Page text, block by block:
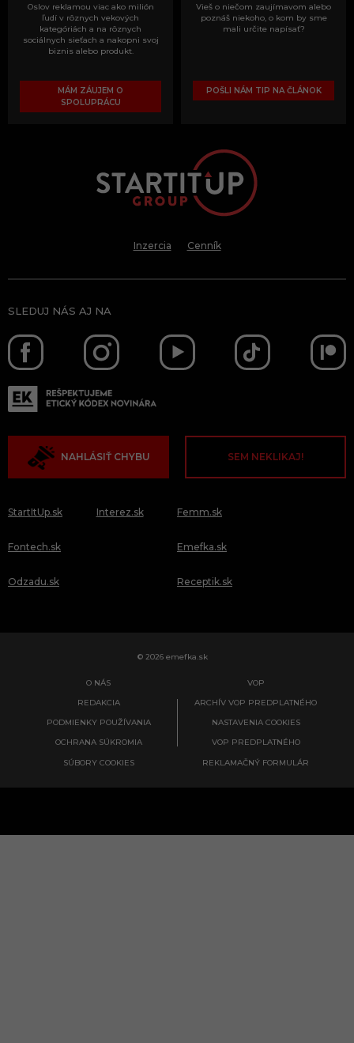
Oslov reklamou viac ako milión
ľudí v rôznych vekových
kategóriách a na rôznych
sociálnych sieťach a nakopni svoj
biznis alebo produkt.
MÁM ZÁUJEM O
SPOLUPRÁCU
Vieš o niečom zaujímavom alebo
poznáš niekoho, o kom by sme
mali určite napísať?
POŠLI NÁM TIP NA ČLÁNOK
Inzercia Cenník
SLEDUJ NÁS AJ NA
NAHLÁSIŤ CHYBU SEM NEKLIKAJ!
StartItUp.sk
Fontech.sk
Odzadu.sk
Interez.sk Femm.sk
Emefka.sk
Receptik.sk
© 2026 emefka.sk
O NÁS
REDAKCIA
PODMIENKY POUŽÍVANIA
OCHRANA SÚKROMIA
SÚBORY COOKIES
VOP
ARCHÍV VOP PREDPLATNÉHO
NASTAVENIA COOKIES
VOP PREDPLATNÉHO
REKLAMAČNÝ FORMULÁR